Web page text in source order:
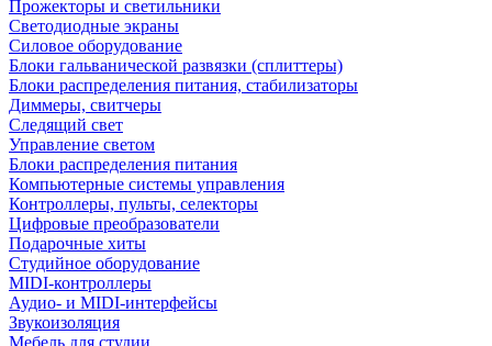
Прожекторы и светильники
Светодиодные экраны
Силовое оборудование
Блоки гальванической развязки (сплиттеры)
Блоки распределения питания, стабилизаторы
Диммеры, свитчеры
Следящий свет
Управление светом
Блоки распределения питания
Компьютерные системы управления
Контроллеры, пульты, селекторы
Цифровые преобразователи
Подарочные хиты
Студийное оборудование
MIDI-контроллеры
Аудио- и MIDI-интерфейсы
Звукоизоляция
Мебель для студии